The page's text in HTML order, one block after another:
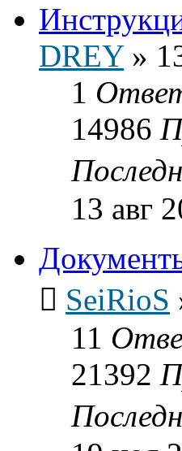
DREY»
1
14986
13 авг
SeiRioS
11
21392